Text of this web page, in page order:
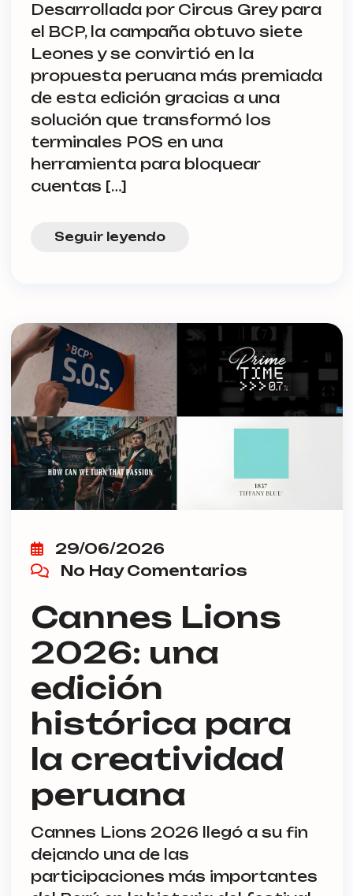
Desarrollada por Circus Grey para
el BCP, la campaña obtuvo siete
Leones y se convirtió en la
propuesta peruana más premiada
de esta edición gracias a una
solución que transformó los
terminales POS en una
herramienta para bloquear
cuentas […]
Seguir leyendo
29/06/2026
No Hay Comentarios
Cannes Lions
2026: una
edición
histórica para
la creatividad
peruana
Cannes Lions 2026 llegó a su fin
dejando una de las
participaciones más importantes